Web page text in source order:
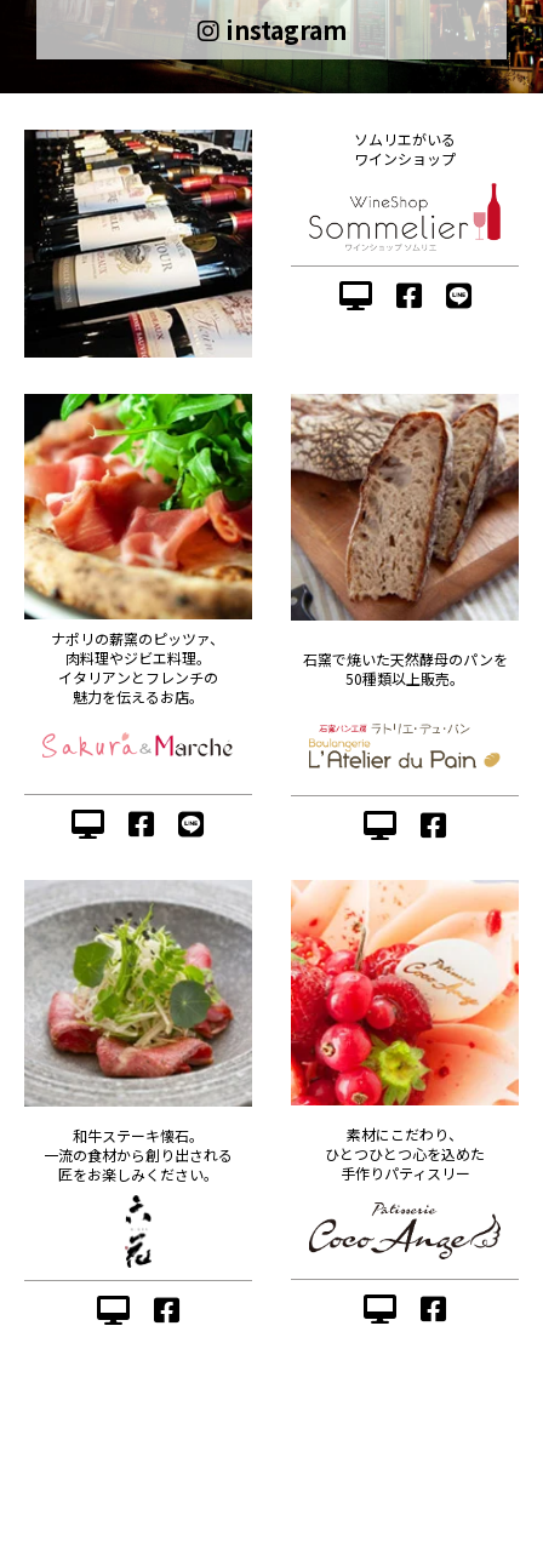
instagram
ソムリエがいる
ワインショップ
ナポリの薪窯のピッツァ、
肉料理やジビエ料理。
イタリアンとフレンチの
魅力を伝えるお店。
石窯で焼いた天然酵母のパンを
50種類以上販売。
和牛ステーキ懐石。
一流の食材から創り出される
匠をお楽しみください。
素材にこだわり、
ひとつひとつ心を込めた
手作りパティスリー